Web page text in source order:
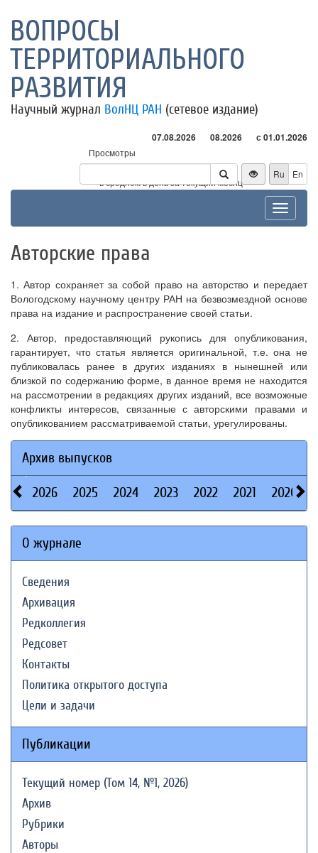
ВОПРОСЫ
ТЕРРИТОРИАЛЬНОГО
РАЗВИТИЯ
Научный журнал ВолНЦ РАН (сетевое издание)
07.08.2026 08.2026 с 01.01.2026
Просмотры
Посетители
* - в среднем в день за текущий месяц
Ru En
Toggle
Авторские права
1. Автор сохраняет за собой право на авторство и передает
Вологодскому научному центру РАН на безвозмездной основе
права на издание и распространение своей статьи.
2. Автор, предоставляющий рукопись для опубликования,
гарантирует, что статья является оригинальной, т.е. она не
публиковалась ранее в других изданиях в нынешней или
близкой по содержанию форме, в данное время не находится
на рассмотрении в редакциях других изданий, все возможные
конфликты интересов, связанные с авторскими правами и
опубликованием рассматриваемой статьи, урегулированы.
Архив выпусков
2026 2025 2024 2023 2022 2021 2020
О журнале
Сведения
Архивация
Редколлегия
Редсовет
Контакты
Политика открытого доступа
Цели и задачи
Публикации
Текущий номер (Том 14, №1, 2026)
Архив
Рубрики
Авторы